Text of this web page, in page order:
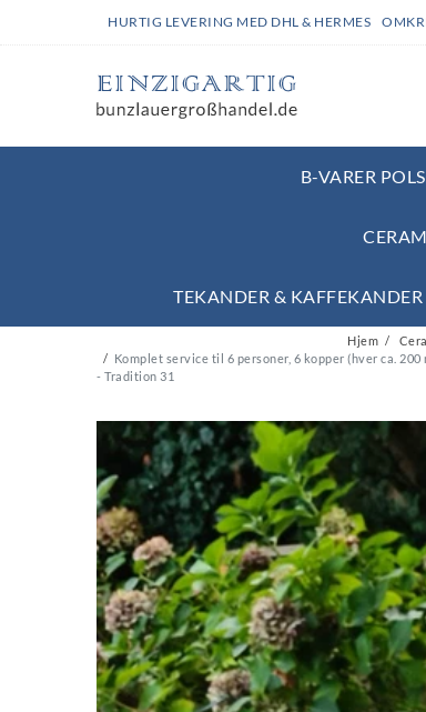
HURTIG LEVERING MED DHL & HERMES
B-VARER
TEKANDER &
Hjem
Komplet service til 6 personer, 6 kopper (hver ca.
- Tradition 31